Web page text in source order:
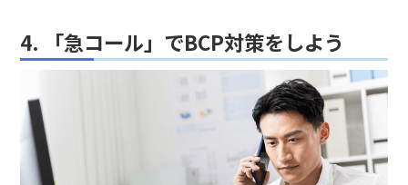
4. 「急コール」でBCP対策をしよう